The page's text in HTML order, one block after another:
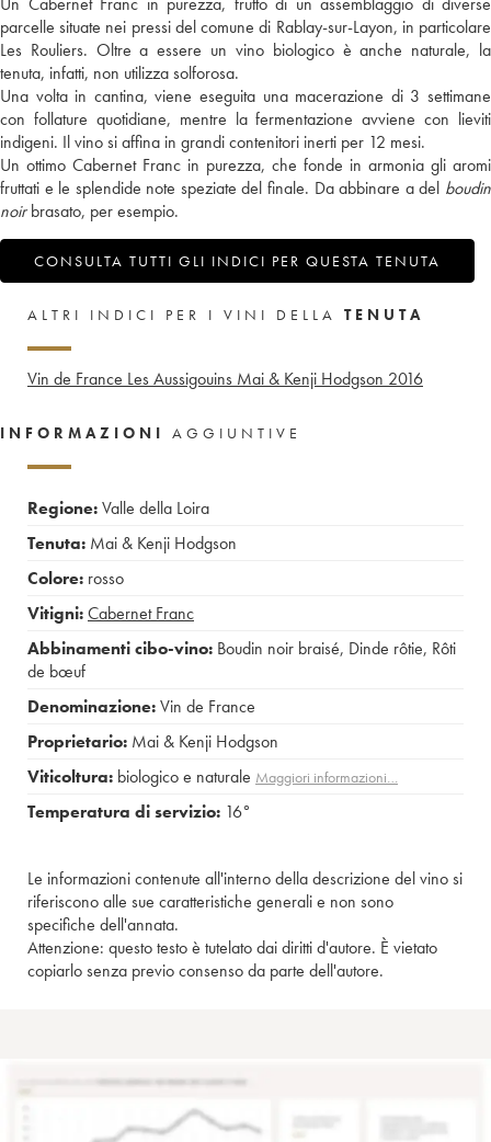
parcelle situate nei pressi del comune di Rablay-sur-Layon, in particolare
Les Rouliers. Oltre a essere un vino biologico è anche naturale, la
tenuta, infatti, non utilizza solforosa.
Una volta in cantina, viene eseguita una macerazione di 3 settimane
con follature quotidiane, mentre la fermentazione avviene con lieviti
indigeni. Il vino si affina in grandi contenitori inerti per 12 mesi.
Un ottimo Cabernet Franc in purezza, che fonde in armonia gli aromi
fruttati e le splendide note speziate del finale. Da abbinare a del boudin
noirbrasato, per esempio.
CONSULTA TUTTI GLI INDICI PER QUESTA TENUTA
ALTRI INDICI PER I VINI DELLA TENUTA
Vin de France Les Aussigouins Mai & Kenji Hodgson 2016
INFORMAZIONI AGGIUNTIVE
Regione:Valle della Loira
Tenuta: Mai & Kenji Hodgson
Colore: rosso
Vitigni:Cabernet Franc
Abbinamenti cibo-vino: Boudin noir braisé, Dinde rôtie, Rôti
de bœuf
Denominazione:Vin de France
Proprietario: Mai & Kenji Hodgson
Viticoltura: biologico e naturale Maggiori informazioni…
Temperatura di servizio: 16°
Le informazioni contenute all'interno della descrizione del vino si
riferiscono alle sue caratteristiche generali e non sono
specifiche dell'annata.
Attenzione: questo testo è tutelato dai diritti d'autore. È vietato
copiarlo senza previo consenso da parte dell'autore.